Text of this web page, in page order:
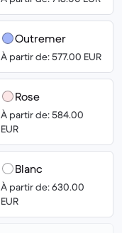
Outremer
À partir de: 577.00 EUR
Rose
À partir de: 584.00
EUR
Blanc
À partir de: 630.00
EUR